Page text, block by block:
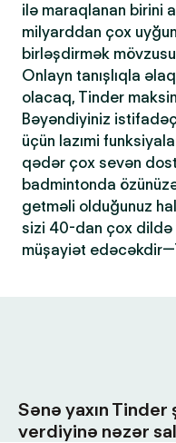
ilə maraqlanan birini
milyarddan çox
birləşdirmək
Onlayn tanışlıqla
olacaq, Tinder
Bəyəndiyiniz
üçün lazımi
qədər çox sevən
badmintonda
getməli olduğunuz
sizi 40-dan çox
müşayiət
Sənə yaxın
verdiyinə nəzər